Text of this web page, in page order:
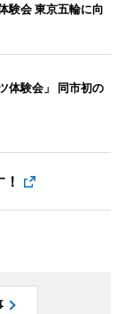
験会 東京五輪に向
体験会」 同市初の